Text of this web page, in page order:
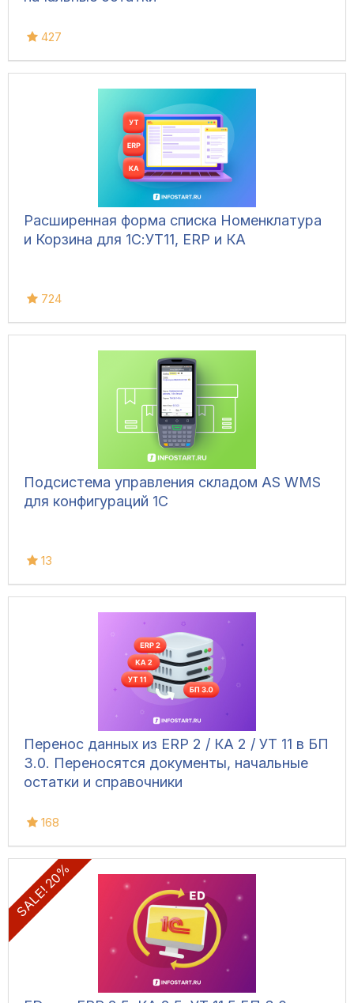
427
Расширенная форма списка Номенклатура
и Корзина для 1С:УТ11, ERP и КА
724
Подсистема управления складом AS WMS
для конфигураций 1С
13
Перенос данных из ERP 2 / КА 2 / УТ 11 в БП
3.0. Переносятся документы, начальные
остатки и справочники
168
SALE! 20%